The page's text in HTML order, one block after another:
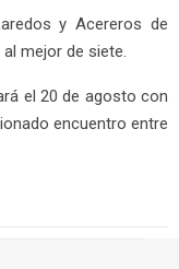
y Acereros de
mejor de siete.
el 20 de agosto con
encuentro entre